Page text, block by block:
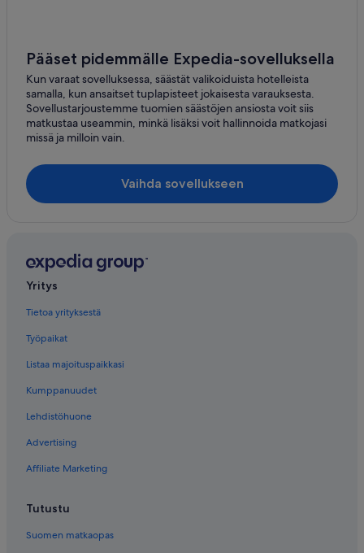
Pääset pidemmälle Expedia-sovelluksella
Kun varaat sovelluksessa, säästät valikoiduista hotelleista
samalla, kun ansaitset tuplapisteet jokaisesta varauksesta.
Sovellustarjoustemme tuomien säästöjen ansiosta voit siis
matkustaa useammin, minkä lisäksi voit hallinnoida matkojasi
missä ja milloin vain.
Vaihda sovellukseen
Yritys
Tietoa yrityksestä
Työpaikat
Listaa majoituspaikkasi
Kumppanuudet
Lehdistöhuone
Advertising
Affiliate Marketing
Tutustu
Suomen matkaopas